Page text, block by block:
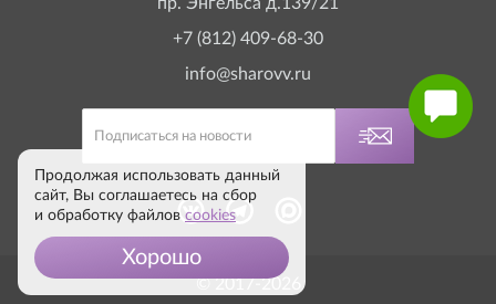
+7 (812) 409-68-30
info@sharovv.ru
© 2017-2026
Продолжая использовать данный
сайт, Вы соглашаетесь на сбор
и обработку файлов cookies
Хорошо